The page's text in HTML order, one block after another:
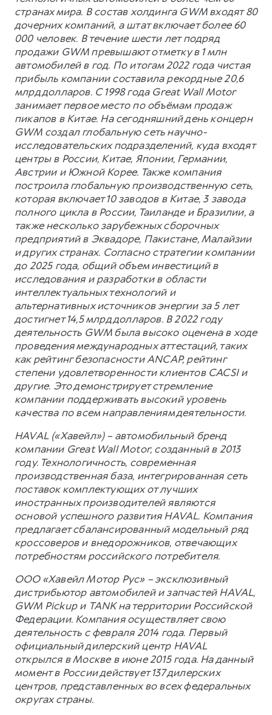
странах мира. В состав холдинга GWM входят 80
дочерних компаний, а штат включает более 60
000 человек. В течение шести лет подряд
продажи GWM превышают отметку в 1 млн
автомобилей в год. По итогам 2022 года чистая
прибыль компании составила рекордные 20,6
млрд долларов. С 1998 года Great Wall Motor
занимает первое место по объёмам продаж
пикапов в Китае. На сегодняшний день концерн
GWM создал глобальную сеть научно-
исследовательских подразделений, куда входят
центры в России, Китае, Японии, Германии,
Австрии и Южной Корее. Также компания
построила глобальную производственную сеть,
которая включает 10 заводов в Китае, 3 завода
полного цикла в России, Таиланде и Бразилии, а
также несколько зарубежных сборочных
предприятий в Эквадоре, Пакистане, Малайзии
и других странах. Согласно стратегии компании
до 2025 года, общий объем инвестиций в
исследования и разработки в области
интеллектуальных технологий и
альтернативных источников энергии за 5 лет
достигнет 14,5 млрд долларов. В 2022 году
деятельность GWM была высоко оценена в ходе
проведения международных аттестаций, таких
как рейтинг безопасности ANCAP, рейтинг
степени удовлетворенности клиентов CACSI и
другие. Это демонстрирует стремление
компании поддерживать высокий уровень
качества по всем направлениям деятельности.
HAVAL («Хавейл») – автомобильный бренд
компании Great Wall Motor, созданный в 2013
году. Технологичность, современная
производственная база, интегрированная сеть
поставок комплектующих от лучших
иностранных производителей являются
основой успешного развития HAVAL. Компания
предлагает сбалансированный модельный ряд
кроссоверов и внедорожников, отвечающих
потребностям российского потребителя.
ООО «Хавейл Мотор Рус» – эксклюзивный
дистрибьютор автомобилей и запчастей HAVAL,
GWM Pickup и TANK на территории Российской
Федерации. Компания осуществляет свою
деятельность с февраля 2014 года. Первый
официальный дилерский центр HAVAL
открылся в Москве в июне 2015 года. На данный
момент в России действует 137 дилерских
центров, представленных во всех федеральных
округах страны.